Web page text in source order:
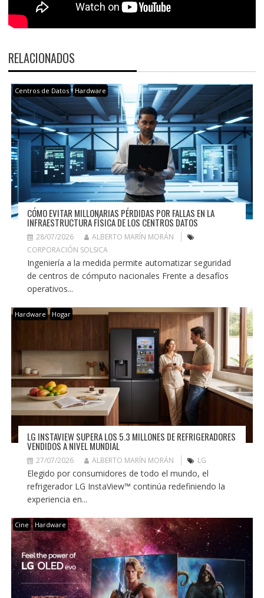
RELACIONADOS
Centros de Datos Hardware
CÓMO EVITAR MILLONARIAS PÉRDIDAS POR FALLAS EN LA
INFRAESTRUCTURA FÍSICA DE LOS CENTROS DATOS
28/07/2026
ALBERTO MARÍN MORÁN
CORPORACIÓN SOLSICA
Ingeniería a la medida permite automatizar seguridad
de centros de cómputo nacionales Frente a desafíos
operativos...
Hardware Hogar
LG INSTAVIEW SUPERA LOS 5.3 MILLONES DE REFRIGERADORES
VENDIDOS A NIVEL MUNDIAL
27/07/2026 ALBERTO MARÍN MORÁN LG
Elegido por consumidores de todo el mundo, el
refrigerador LG InstaView™ continúa redefiniendo la
experiencia en...
Cine Hardware